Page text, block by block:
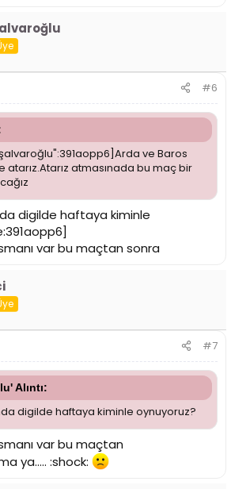
#6
ve Baros
atarız.Atarız atmasınada bu maç bir
digilde haftaya kiminle
var bu maçtan sonra
#7
Alıntı:
digilde haftaya kiminle oynuyoruz?
var bu maçtan
ya..... :shock: